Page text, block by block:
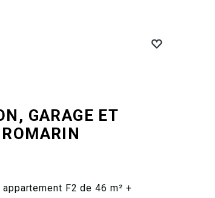
GARAGE ET
F2 de 46 m² +